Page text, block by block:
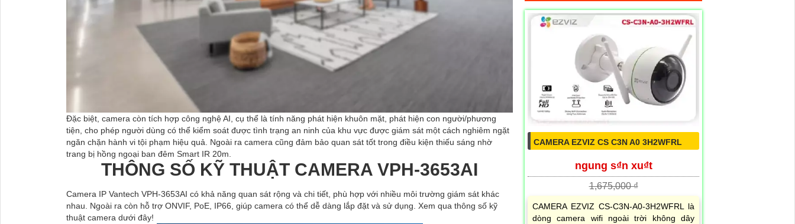
Đặc biệt, camera còn tích hợp công nghệ AI, cụ thể là tính năng phát hiện khuôn mặt, phát hiện con người/phương
tiện, cho phép người dùng có thể kiểm soát được tình trạng an ninh của khu vực được giám sát một cách nghiêm ngặt
ngăn chặn hành vi tội phạm hiệu quả. Ngoài ra camera cũng đảm bảo quan sát tốt trong điều kiện thiếu sáng nhờ
trang bị hồng ngoại ban đêm Smart IR 20m.
THÔNG SỐ KỸ THUẬT CAMERA VPH-3653AI
Camera IP Vantech VPH-3653AI có khả năng quan sát rộng và chi tiết, phù hợp với nhiều môi trường giám sát khác
nhau. Ngoài ra còn hỗ trợ ONVIF, PoE, IP66, giúp camera có thể dễ dàng lắp đặt và sử dụng. Xem qua thông số kỹ
thuật camera dưới đây!
CAMERA EZVIZ CS C3N A0 3H2WFRL
ngung s₫n xu₫t
1,675,000 ₫
CAMERA EZVIZ CS-C3N-A0-3H2WFRL là
dòng camera wifi ngoài trời không dây